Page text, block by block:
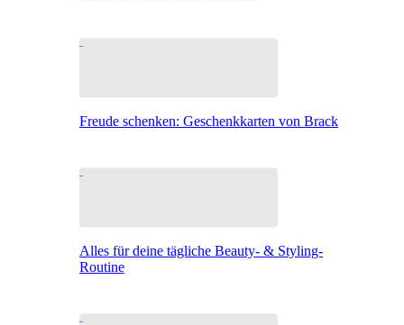
Freude schenken: Geschenkkarten von Brack
Alles für deine tägliche Beauty- & Styling-
Routine